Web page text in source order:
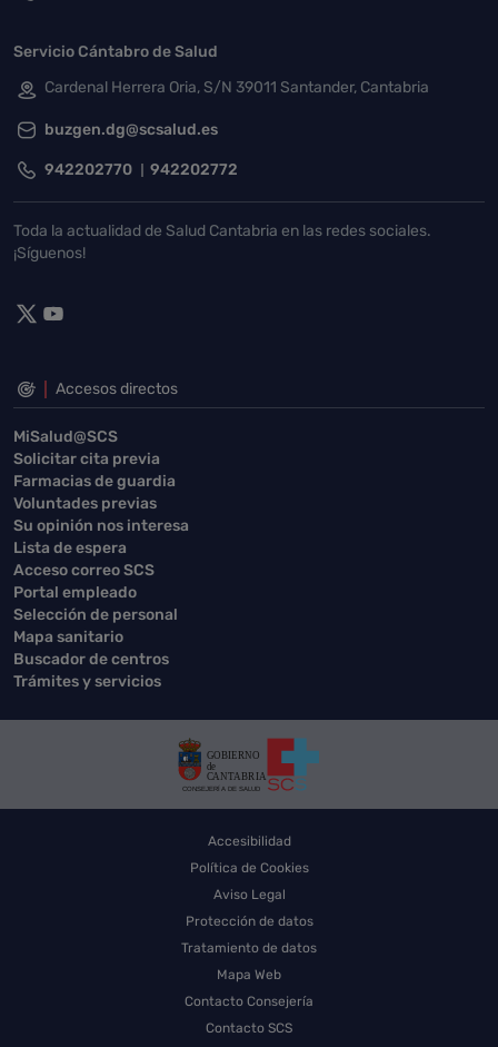
Servicio Cántabro de Salud
Cardenal Herrera Oria, S/N 39011 Santander, Cantabria
buzgen.dg@scsalud.es
942202770 942202772
Toda la actualidad de Salud Cantabria en las redes sociales.
¡Síguenos!
Accesos directos
MiSalud@SCS
Solicitar cita previa
Farmacias de guardia
Voluntades previas
Su opinión nos interesa
Lista de espera
Acceso correo SCS
Portal empleado
Selección de personal
Mapa sanitario
Buscador de centros
Trámites y servicios
Accesibilidad
Política de Cookies
Aviso Legal
Protección de datos
Tratamiento de datos
Mapa Web
Contacto Consejería
Contacto SCS